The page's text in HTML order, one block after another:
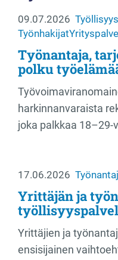
09.07.2026
Työnhakijat
Työnantaja,
polku
harkinnanvaraista
joka palkkaa
17.06.2026
Yrittäjän ja
Yrittäjien ja
ensisijainen